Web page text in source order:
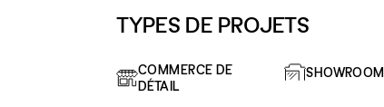
TYPES DE PROJETS
COMMERCE DE
DÉTAIL
SHOWROOM